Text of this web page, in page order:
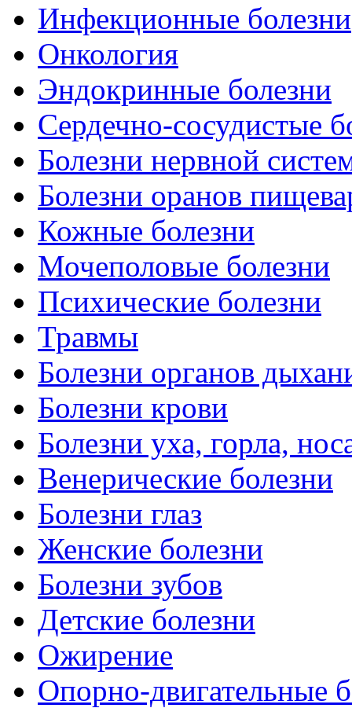
Инфекционные болезни
Онкология
Эндокринные болезни
Сердечно-сосудистые
Болезни нервной
Болезни оранов
Кожные болезни
Мочеполовые болезни
Психические болезни
Травмы
Болезни органов
Болезни крови
Болезни уха, горла,
Венерические болезни
Болезни глаз
Женские болезни
Болезни зубов
Детские болезни
Ожирение
Опopно-двигательные